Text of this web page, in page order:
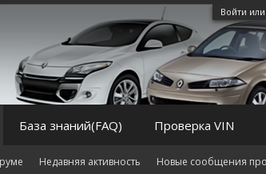
Войти
Недавняя активность Новые сообщения
База знаний(FAQ) Проверка VIN